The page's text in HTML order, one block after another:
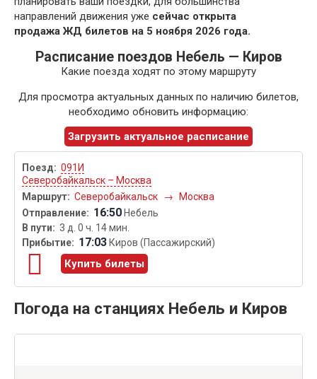
направлений движения уже сейчас открыта
продажа ЖД билетов на 5 ноября 2026 года.
Расписание поездов Небель — Киров
Какие поезда ходят по этому маршруту
Для просмотра актуальных данных по наличию билетов,
необходимо обновить информацию:
Загрузить актуальное расписание
091И
Северобайкальск – Москва
Северобайкальск
→ Москва
16:50 Небель
3 д. 0 ч. 14 мин.
17:03 Киров (Пассажирский)
Купить билеты
Погода на станциях Небель и Киров